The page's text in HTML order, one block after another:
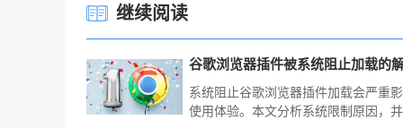
继续阅读
系统阻止谷歌浏览器插件加载会严重
使用体验。本文分析系统限制原因，